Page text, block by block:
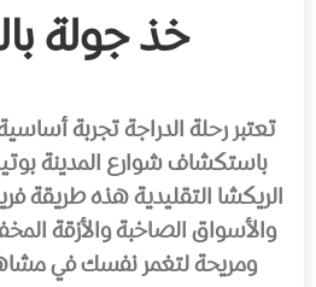
خذ جولة
تعتبر رحلة الدراجة تجربة
باستكشاف شوارع المدينة
الريكشا التقليدية هذه طريقة
والأسواق الصاخبة والأزقة
ومريحة لتغمر نفسك في